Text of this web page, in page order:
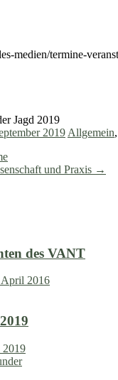
medien/termine-
Jagd 2019
2019 Allgemein,
und Praxis →
des VANT
April 2016
2019